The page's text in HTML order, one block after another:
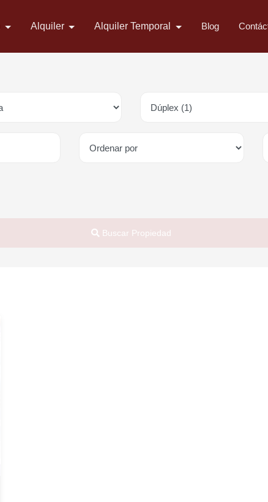
Alquiler Alquiler Temporal Blog
Buscar Propiedad